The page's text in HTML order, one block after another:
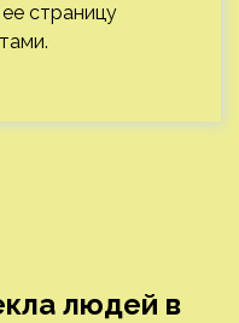
страницу
людей в